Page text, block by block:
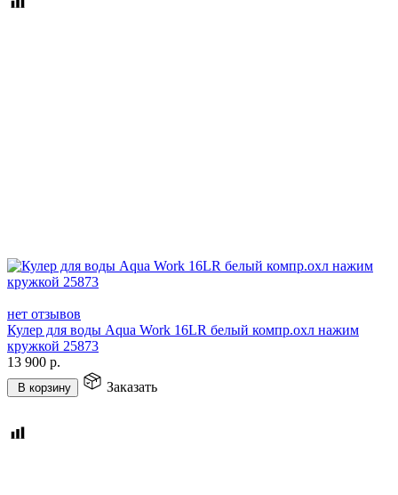
нет отзывов
Кулер для воды Aqua Work 16LR белый компр.охл нажим
кружкой 25873
13 900 р.
В корзину Заказать